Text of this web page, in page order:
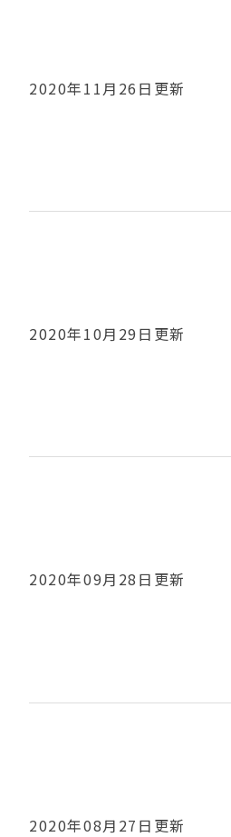
2020年11月26日更新
2020年10月29日更新
2020年09月28日更新
2020年08月27日更新